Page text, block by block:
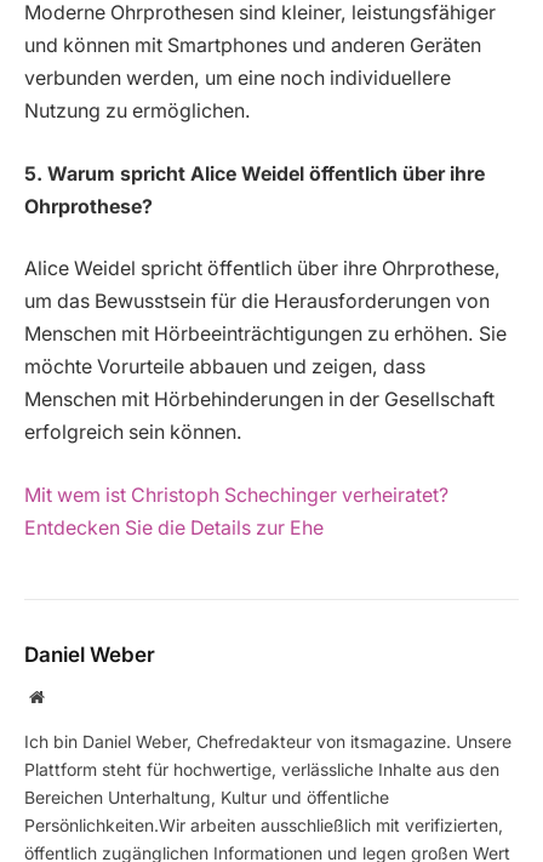
Moderne Ohrprothesen sind kleiner, leistungsfähiger
und können mit Smartphones und anderen Geräten
verbunden werden, um eine noch individuellere
Nutzung zu ermöglichen.
5. Warum spricht Alice Weidel öffentlich über ihre
Ohrprothese?
Alice Weidel spricht öffentlich über ihre Ohrprothese,
um das Bewusstsein für die Herausforderungen von
Menschen mit Hörbeeinträchtigungen zu erhöhen. Sie
möchte Vorurteile abbauen und zeigen, dass
Menschen mit Hörbehinderungen in der Gesellschaft
erfolgreich sein können.
Mit wem ist Christoph Schechinger verheiratet?
Entdecken Sie die Details zur Ehe
Daniel Weber
Website
Ich bin Daniel Weber, Chefredakteur von itsmagazine. Unsere
Plattform steht für hochwertige, verlässliche Inhalte aus den
Bereichen Unterhaltung, Kultur und öffentliche
Persönlichkeiten.Wir arbeiten ausschließlich mit verifizierten,
öffentlich zugänglichen Informationen und legen großen Wert